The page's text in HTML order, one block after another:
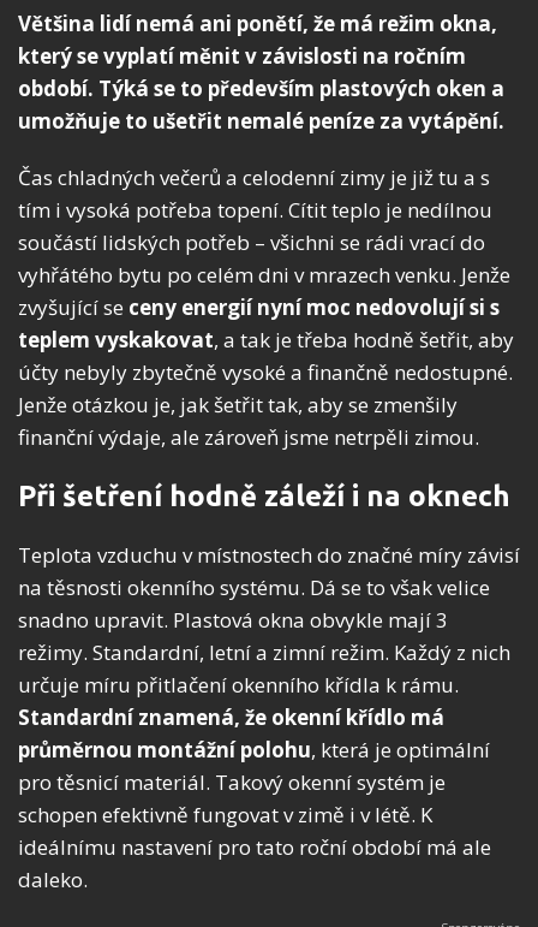
Většina lidí nemá ani ponětí, že má režim okna,
který se vyplatí měnit v závislosti na ročním
období. Týká se to především plastových oken a
umožňuje to ušetřit nemalé peníze za vytápění.
Čas chladných večerů a celodenní zimy je již tu a s
tím i vysoká potřeba topení. Cítit teplo je nedílnou
součástí lidských potřeb – všichni se rádi vrací do
vyhřátého bytu po celém dni v mrazech venku. Jenže
zvyšující se ceny energií nyní moc nedovolují si s
teplem vyskakovat, a tak je třeba hodně šetřit, aby
účty nebyly zbytečně vysoké a finančně nedostupné.
Jenže otázkou je, jak šetřit tak, aby se zmenšily
finanční výdaje, ale zároveň jsme netrpěli zimou.
Při šetření hodně záleží i na oknech
Teplota vzduchu v místnostech do značné míry závisí
na těsnosti okenního systému. Dá se to však velice
snadno upravit. Plastová okna obvykle mají 3
režimy. Standardní, letní a zimní režim. Každý z nich
určuje míru přitlačení okenního křídla k rámu.
Standardní znamená, že okenní křídlo má
průměrnou montážní polohu, která je optimální
pro těsnicí materiál. Takový okenní systém je
schopen efektivně fungovat v zimě i v létě. K
ideálnímu nastavení pro tato roční období má ale
daleko.